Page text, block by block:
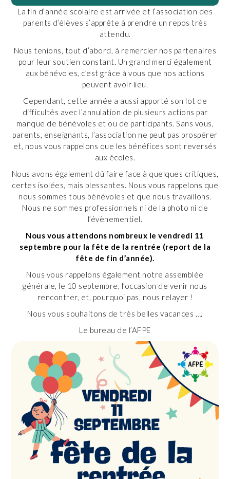
La fin d’année scolaire est arrivée et l’association des
parents d’élèves s’apprête à prendre un repos très
attendu.
Nous tenions, tout d’abord, à remercier nos partenaires
pour leur soutien constant. Un grand merci également
aux bénévoles, c’est grâce à vous que nos actions
peuvent avoir lieu.
Cependant, cette année a aussi apporté son lot de
difficultés avec l’annulation de plusieurs actions par
manque de bénévoles et ou de participants. Sans vous,
parents, enseignants, l’association ne peut pas prospérer
et, nous vous rappelons que les bénéfices sont reversés
aux écoles.
Nous avons également dû faire face à quelques critiques,
certes isolées, mais blessantes. Nous vous rappelons que
nous sommes tous bénévoles et que nous travaillons.
Nous ne sommes professionnels ni de la photo ni de
l’évènementiel.
Nous vous attendons nombreux le vendredi 11
septembre pour la fête de la rentrée (report de la
fête de fin d’année).
Nous vous rappelons également notre assemblée
générale, le 10 septembre, l’occasion de venir nous
rencontrer, et, pourquoi pas, nous relayer !
Nous vous souhaitons de très belles vacances ….
Le bureau de l’AFPE